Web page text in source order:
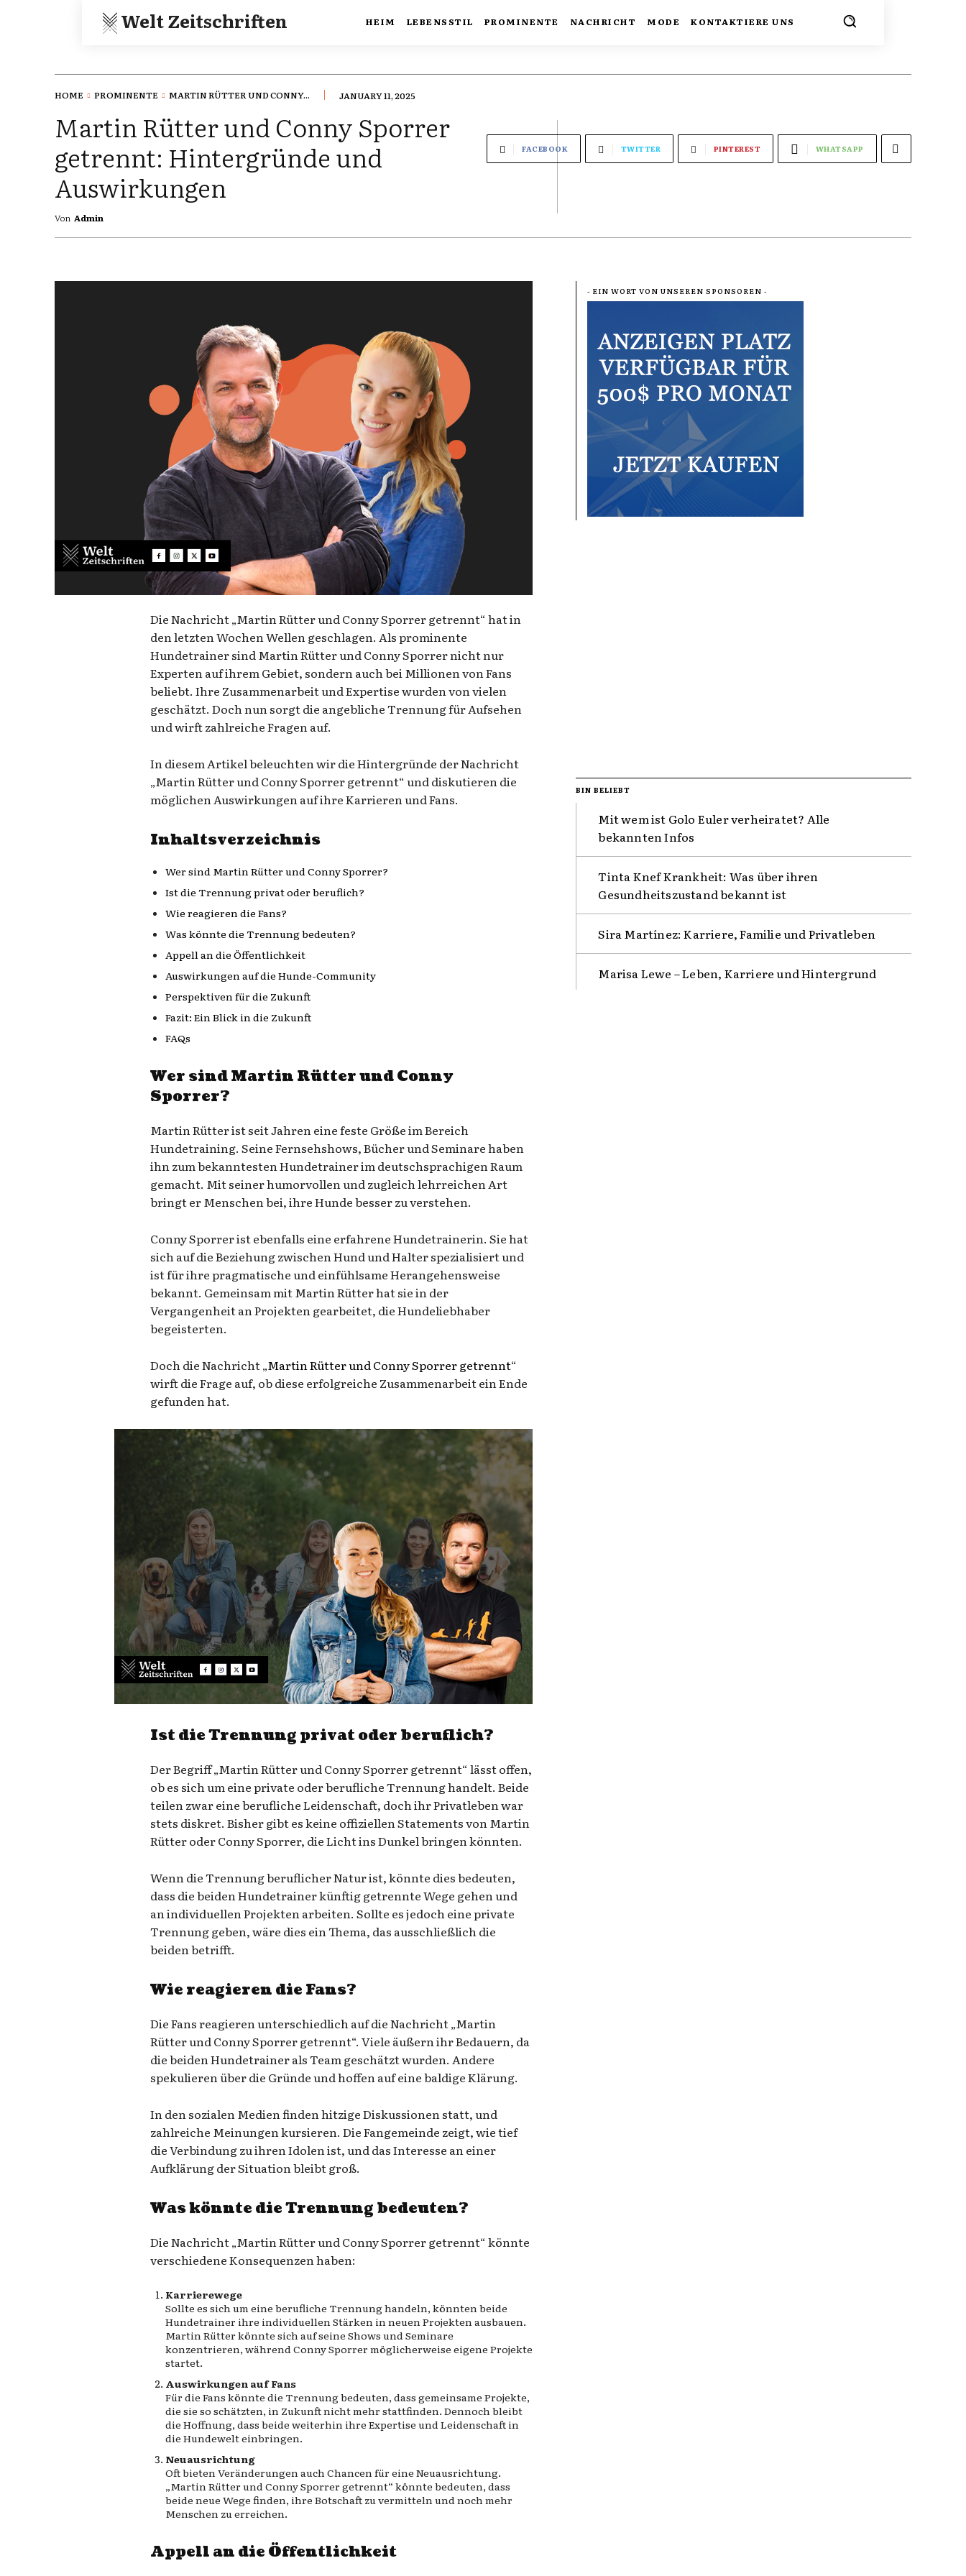
Welt Zeitschriften HEIM LEBENSSTIL PROMINENTE NACHRICHT MODE KONTAKTIERE UNS
HOME PROMINENTE MARTIN RÜTTER UND CONNY... JANUARY 11, 2025
Martin Rütter und Conny Sporrer
getrennt: Hintergründe und
Auswirkungen
Von Admin
FACEBOOK TWITTER PINTEREST WHATSAPP
Die Nachricht „Martin Rütter und Conny Sporrer getrennt“ hat in
den letzten Wochen Wellen geschlagen. Als prominente
Hundetrainer sind Martin Rütter und Conny Sporrer nicht nur
Experten auf ihrem Gebiet, sondern auch bei Millionen von Fans
beliebt. Ihre Zusammenarbeit und Expertise wurden von vielen
geschätzt. Doch nun sorgt die angebliche Trennung für Aufsehen
und wirft zahlreiche Fragen auf.
In diesem Artikel beleuchten wir die Hintergründe der Nachricht
„Martin Rütter und Conny Sporrer getrennt“ und diskutieren die
möglichen Auswirkungen auf ihre Karrieren und Fans.
Inhaltsverzeichnis
Wer sind Martin Rütter und Conny Sporrer?
Ist die Trennung privat oder beruflich?
Wie reagieren die Fans?
Was könnte die Trennung bedeuten?
Appell an die Öffentlichkeit
Auswirkungen auf die Hunde-Community
Perspektiven für die Zukunft
Fazit: Ein Blick in die Zukunft
FAQs
Wer sind Martin Rütter und Conny
Sporrer?
Martin Rütter ist seit Jahren eine feste Größe im Bereich
Hundetraining. Seine Fernsehshows, Bücher und Seminare haben
ihn zum bekanntesten Hundetrainer im deutschsprachigen Raum
gemacht. Mit seiner humorvollen und zugleich lehrreichen Art
bringt er Menschen bei, ihre Hunde besser zu verstehen.
Conny Sporrer ist ebenfalls eine erfahrene Hundetrainerin. Sie hat
sich auf die Beziehung zwischen Hund und Halter spezialisiert und
ist für ihre pragmatische und einfühlsame Herangehensweise
bekannt. Gemeinsam mit Martin Rütter hat sie in der
Vergangenheit an Projekten gearbeitet, die Hundeliebhaber
begeisterten.
Doch die Nachricht „Martin Rütter und Conny Sporrer getrennt“
wirft die Frage auf, ob diese erfolgreiche Zusammenarbeit ein Ende
gefunden hat.
Ist die Trennung privat oder beruflich?
Der Begriff „Martin Rütter und Conny Sporrer getrennt“ lässt offen,
ob es sich um eine private oder berufliche Trennung handelt. Beide
teilen zwar eine berufliche Leidenschaft, doch ihr Privatleben war
stets diskret. Bisher gibt es keine offiziellen Statements von Martin
Rütter oder Conny Sporrer, die Licht ins Dunkel bringen könnten.
Wenn die Trennung beruflicher Natur ist, könnte dies bedeuten,
dass die beiden Hundetrainer künftig getrennte Wege gehen und
an individuellen Projekten arbeiten. Sollte es jedoch eine private
Trennung geben, wäre dies ein Thema, das ausschließlich die
beiden betrifft.
Wie reagieren die Fans?
Die Fans reagieren unterschiedlich auf die Nachricht „Martin
Rütter und Conny Sporrer getrennt“. Viele äußern ihr Bedauern, da
die beiden Hundetrainer als Team geschätzt wurden. Andere
spekulieren über die Gründe und hoffen auf eine baldige Klärung.
In den sozialen Medien finden hitzige Diskussionen statt, und
zahlreiche Meinungen kursieren. Die Fangemeinde zeigt, wie tief
die Verbindung zu ihren Idolen ist, und das Interesse an einer
Aufklärung der Situation bleibt groß.
Was könnte die Trennung bedeuten?
Die Nachricht „Martin Rütter und Conny Sporrer getrennt“ könnte
verschiedene Konsequenzen haben:
Karrierewege
Sollte es sich um eine berufliche Trennung handeln, könnten beide
Hundetrainer ihre individuellen Stärken in neuen Projekten ausbauen.
Martin Rütter könnte sich auf seine Shows und Seminare
konzentrieren, während Conny Sporrer möglicherweise eigene Projekte
startet.
Auswirkungen auf Fans
Für die Fans könnte die Trennung bedeuten, dass gemeinsame Projekte,
die sie so schätzten, in Zukunft nicht mehr stattfinden. Dennoch bleibt
die Hoffnung, dass beide weiterhin ihre Expertise und Leidenschaft in
die Hundewelt einbringen.
Neuausrichtung
Oft bieten Veränderungen auch Chancen für eine Neuausrichtung.
„Martin Rütter und Conny Sporrer getrennt“ könnte bedeuten, dass
beide neue Wege finden, ihre Botschaft zu vermitteln und noch mehr
Menschen zu erreichen.
Appell an die Öffentlichkeit
- EIN WORT VON UNSEREN SPONSOREN -
BIN BELIEBT
Mit wem ist Golo Euler verheiratet? Alle
bekannten Infos
Tinta Knef Krankheit: Was über ihren
Gesundheitszustand bekannt ist
Sira Martínez: Karriere, Familie und Privatleben
Marisa Lewe – Leben, Karriere und Hintergrund